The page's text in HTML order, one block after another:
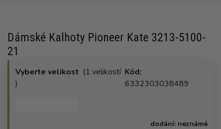
Dámské Kalhoty Pioneer Kate 3213-5100-
21
Vyberte velikost (1 velikostí
)
Kód:
6332303038489
dodání: neznámé